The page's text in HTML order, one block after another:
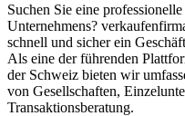
Suchen Sie eine
Unternehmens?
schnell und sicher ein
Als eine der führenden
der Schweiz bieten wir
von Gesellschaften,
Transaktionsberatung.